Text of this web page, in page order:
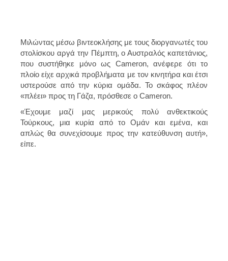
Μιλώντας μέσω βιντεοκλήσης με τους διοργανωτές του
στολίσκου αργά την Πέμπτη, ο Αυστραλός καπετάνιος,
που συστήθηκε μόνο ως Cameron, ανέφερε ότι το
πλοίο είχε αρχικά προβλήματα με τον κινητήρα και έτσι
υστερούσε από την κύρια ομάδα. Το σκάφος πλέον
«πλέει» προς τη Γάζα, πρόσθεσε ο Cameron.
«Έχουμε μαζί μας μερικούς πολύ ανθεκτικούς
Τούρκους, μια κυρία από το Ομάν και εμένα, και
απλώς θα συνεχίσουμε προς την κατεύθυνση αυτή»,
είπε.